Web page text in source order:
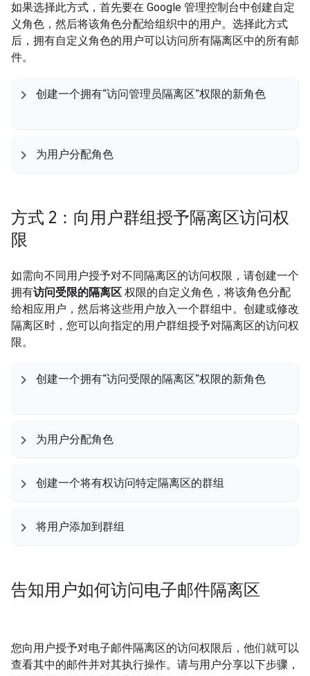
如果选择此方式，首先要在 Google 管理控制台中创建自定
义角色，然后将该角色分配给组织中的用户。选择此方式
后，拥有自定义角色的用户可以访问所有隔离区中的所有邮
件。
创建一个拥有“访问管理员隔离区”权限的新角色
为用户分配角色
方式 2：向用户群组授予隔离区访问权
限
如需向不同用户授予对不同隔离区的访问权限，请创建一个
拥有访问受限的隔离区 权限的自定义角色，将该角色分配
给相应用户，然后将这些用户放入一个群组中。创建或修改
隔离区时，您可以向指定的用户群组授予对隔离区的访问权
限。
创建一个拥有“访问受限的隔离区”权限的新角色
为用户分配角色
创建一个将有权访问特定隔离区的群组
将用户添加到群组
告知用户如何访问电子邮件隔离区
您向用户授予对电子邮件隔离区的访问权限后，他们就可以
查看其中的邮件并对其执行操作。请与用户分享以下步骤，